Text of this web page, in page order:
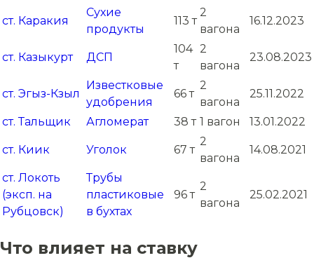
ст. Каракия
Сухие
продукты
113 т
2
вагона
16.12.2023
ст. Казыкурт ДСП
104
т
2
вагона
23.08.2023
ст. Эгыз-Кзыл
Известковые
удобрения
66 т
2
вагона
25.11.2022
ст. Тальщик Агломерат 38 т 1 вагон 13.01.2022
ст. Киик Уголок 67 т
2
вагона
14.08.2021
ст. Локоть
(эксп. на
Рубцовск)
Трубы
пластиковые
в бухтах
96 т
2
вагона
25.02.2021
Что влияет на ставку